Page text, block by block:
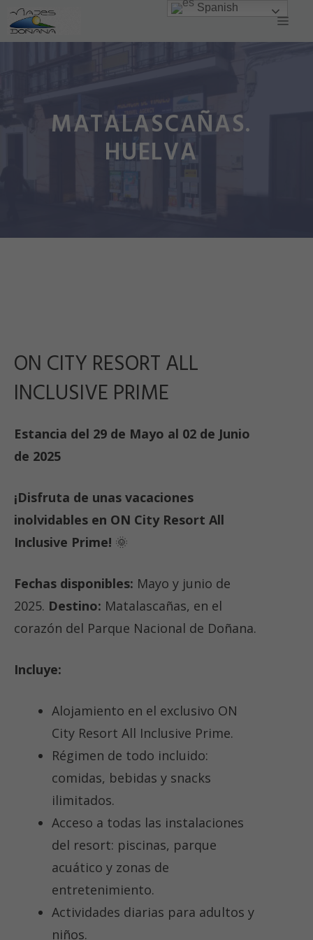
Saltar
MATALASCAÑAS.
HUELVA
ON CITY RESORT ALL
INCLUSIVE PRIME
Estancia del 29 de Mayo al 02 de Junio
de 2025
¡Disfruta de unas vacaciones
inolvidables en ON City Resort All
Inclusive Prime! 🌞
Fechas disponibles: Mayo y junio de
2025. Destino: Matalascañas, en el
corazón del Parque Nacional de Doñana.
Incluye:
Alojamiento en el exclusivo ON
City Resort All Inclusive Prime.
Régimen de todo incluido:
comidas, bebidas y snacks
ilimitados.
Acceso a todas las instalaciones
del resort: piscinas, parque
acuático y zonas de
entretenimiento.
Actividades diarias para adultos y
niños.
Spanish